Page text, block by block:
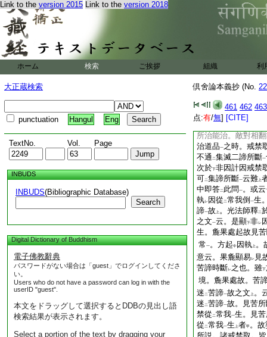
Link to the version 2015 Link to the version 2018
ホーム 検索 ご挨拶 組織 利
大正蔵検索
punctuation Hangul Eng
TextNo. Vol. Page
INBUDS
INBUDS(Bibliographic Database)
Search
Digital Dictionary of Buddhism
電子佛教辭典
パスワードがない場合は「guest」でログインしてくださ
い。
Users who do not have a password can log in with the
userID "guest".
本文をドラッグして選択するとDDBの見出し語
検索結果が表示されます。
Select a portion of the text by dragging your
倶舍論本義抄 (No.
461 462 463
点:有/無] [CITE]
所斷邪見 。計 如
二諦所斷 。例如 以
。通 二苦道二
勝見取 。通 集
答。戒禁取者。唯限
不レ通二見滅二諦所斷
正理 四十七 顯宗
不レ可レ異 求之
一准 云難
所治能治。敵對相
治道品一之時。戒禁
不通 二集滅二諦所斷一
次於下非因計因戒禁
可二集諦所斷一云難 上
中即答二 此問一。或云
執レ 因從 二常我倒 一生
諦一故 上 。光法師釋二
之文一云。是顯下非レ
生。麁果處起故見
常一。方起中 因執 上 。
意云。果麁顯易レ 見
苦諦時斷レ之也。雖下
境。麁果處故。苦
迷 二苦諦一故之文 上 。
迷 二苦諦一故。見苦
禁從 二常我一生。見
從 二常我一生 上者甲 。